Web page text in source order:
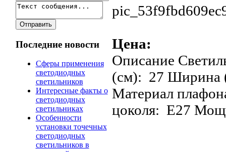
Последние новости
Сферы применения
светодиодных
светильников
Интересные факты о
светодиодных
светильниках
Особенности
установки точечных
светодиодных
светильников в
Цена:
Описание
(см): 27 Ширина
Материал
цоколя: E27